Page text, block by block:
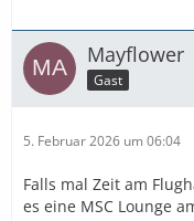
Mayflower
Gast
5. Februar 2026 um 06:04
Falls mal Zeit am
es eine MSC Lounge